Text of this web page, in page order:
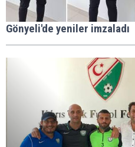
Gönyeli'de yeniler imzaladı